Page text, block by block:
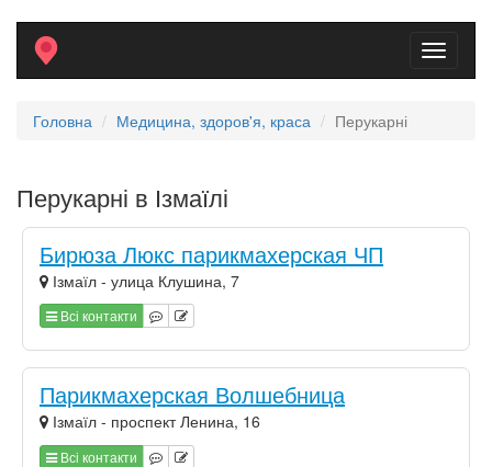
Toggle
Головна Медицина, здоров'я, краса Перукарні
Перукарні в Ізмаїлі
Бирюза Люкс парикмахерская ЧП
Ізмаїл - улица Клушина, 7
Всі контакти
Парикмахерская Волшебница
Ізмаїл - проспект Ленина, 16
Всі контакти